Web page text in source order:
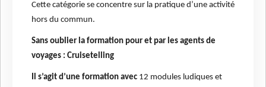
Cette catégorie se concentre sur la pratique d’une activité
hors du commun.
Sans oublier la formation pour et par les agents de
voyages : Cruisetelling
Il s’agit d’une formation avec 12 modules ludiques et